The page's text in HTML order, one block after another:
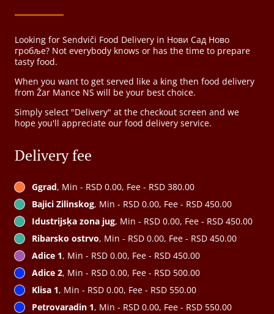
Looking for Sendviči Food Delivery in Нови Сад Ново
гробље? Not everybody knows or has the time to prepare
tasty food.
When you want to get served like a king then food delivery
from Žar Mance NS will be your best choice.
Simply select "Delivery" at the checkout screen and we
hope you'll appreciate our food delivery service.
Delivery fee
Ggrad, Min - RSD 0.00, Fee - RSD 380.00
Bajici Zilinskog, Min - RSD 0.00, Fee - RSD 450.00
Idustrijsķa zona jug, Min - RSD 0.00, Fee - RSD 450.00
Ribarsko ostrvo, Min - RSD 0.00, Fee - RSD 450.00
Adice 1, Min - RSD 0.00, Fee - RSD 450.00
Adice 2, Min - RSD 0.00, Fee - RSD 500.00
Klisa 1, Min - RSD 0.00, Fee - RSD 550.00
Petrovaradin 1, Min - RSD 0.00, Fee - RSD 550.00